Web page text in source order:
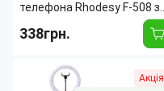
телефона Rhodesy F-508 з
регулюванням яскравості,
500 мА/год, до 5 годин
338грн.
Тип крепления:
Страна производитель:
Китай
Акція